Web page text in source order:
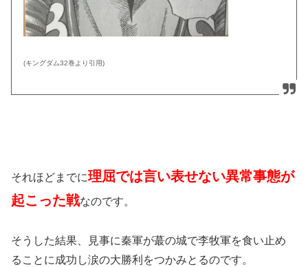
(キングダム32巻より引用)
それほどまでに理屈では言い表せない異常事態が
起こった戦なのです。
そうした結果、見事に秦軍が蕞の城で李牧軍を食い止め
ることに成功し涙の大勝利をつかみとるのです。